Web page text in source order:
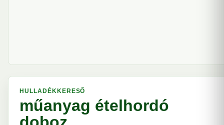
HULLADÉKKERESŐ
műanyag ételhordó